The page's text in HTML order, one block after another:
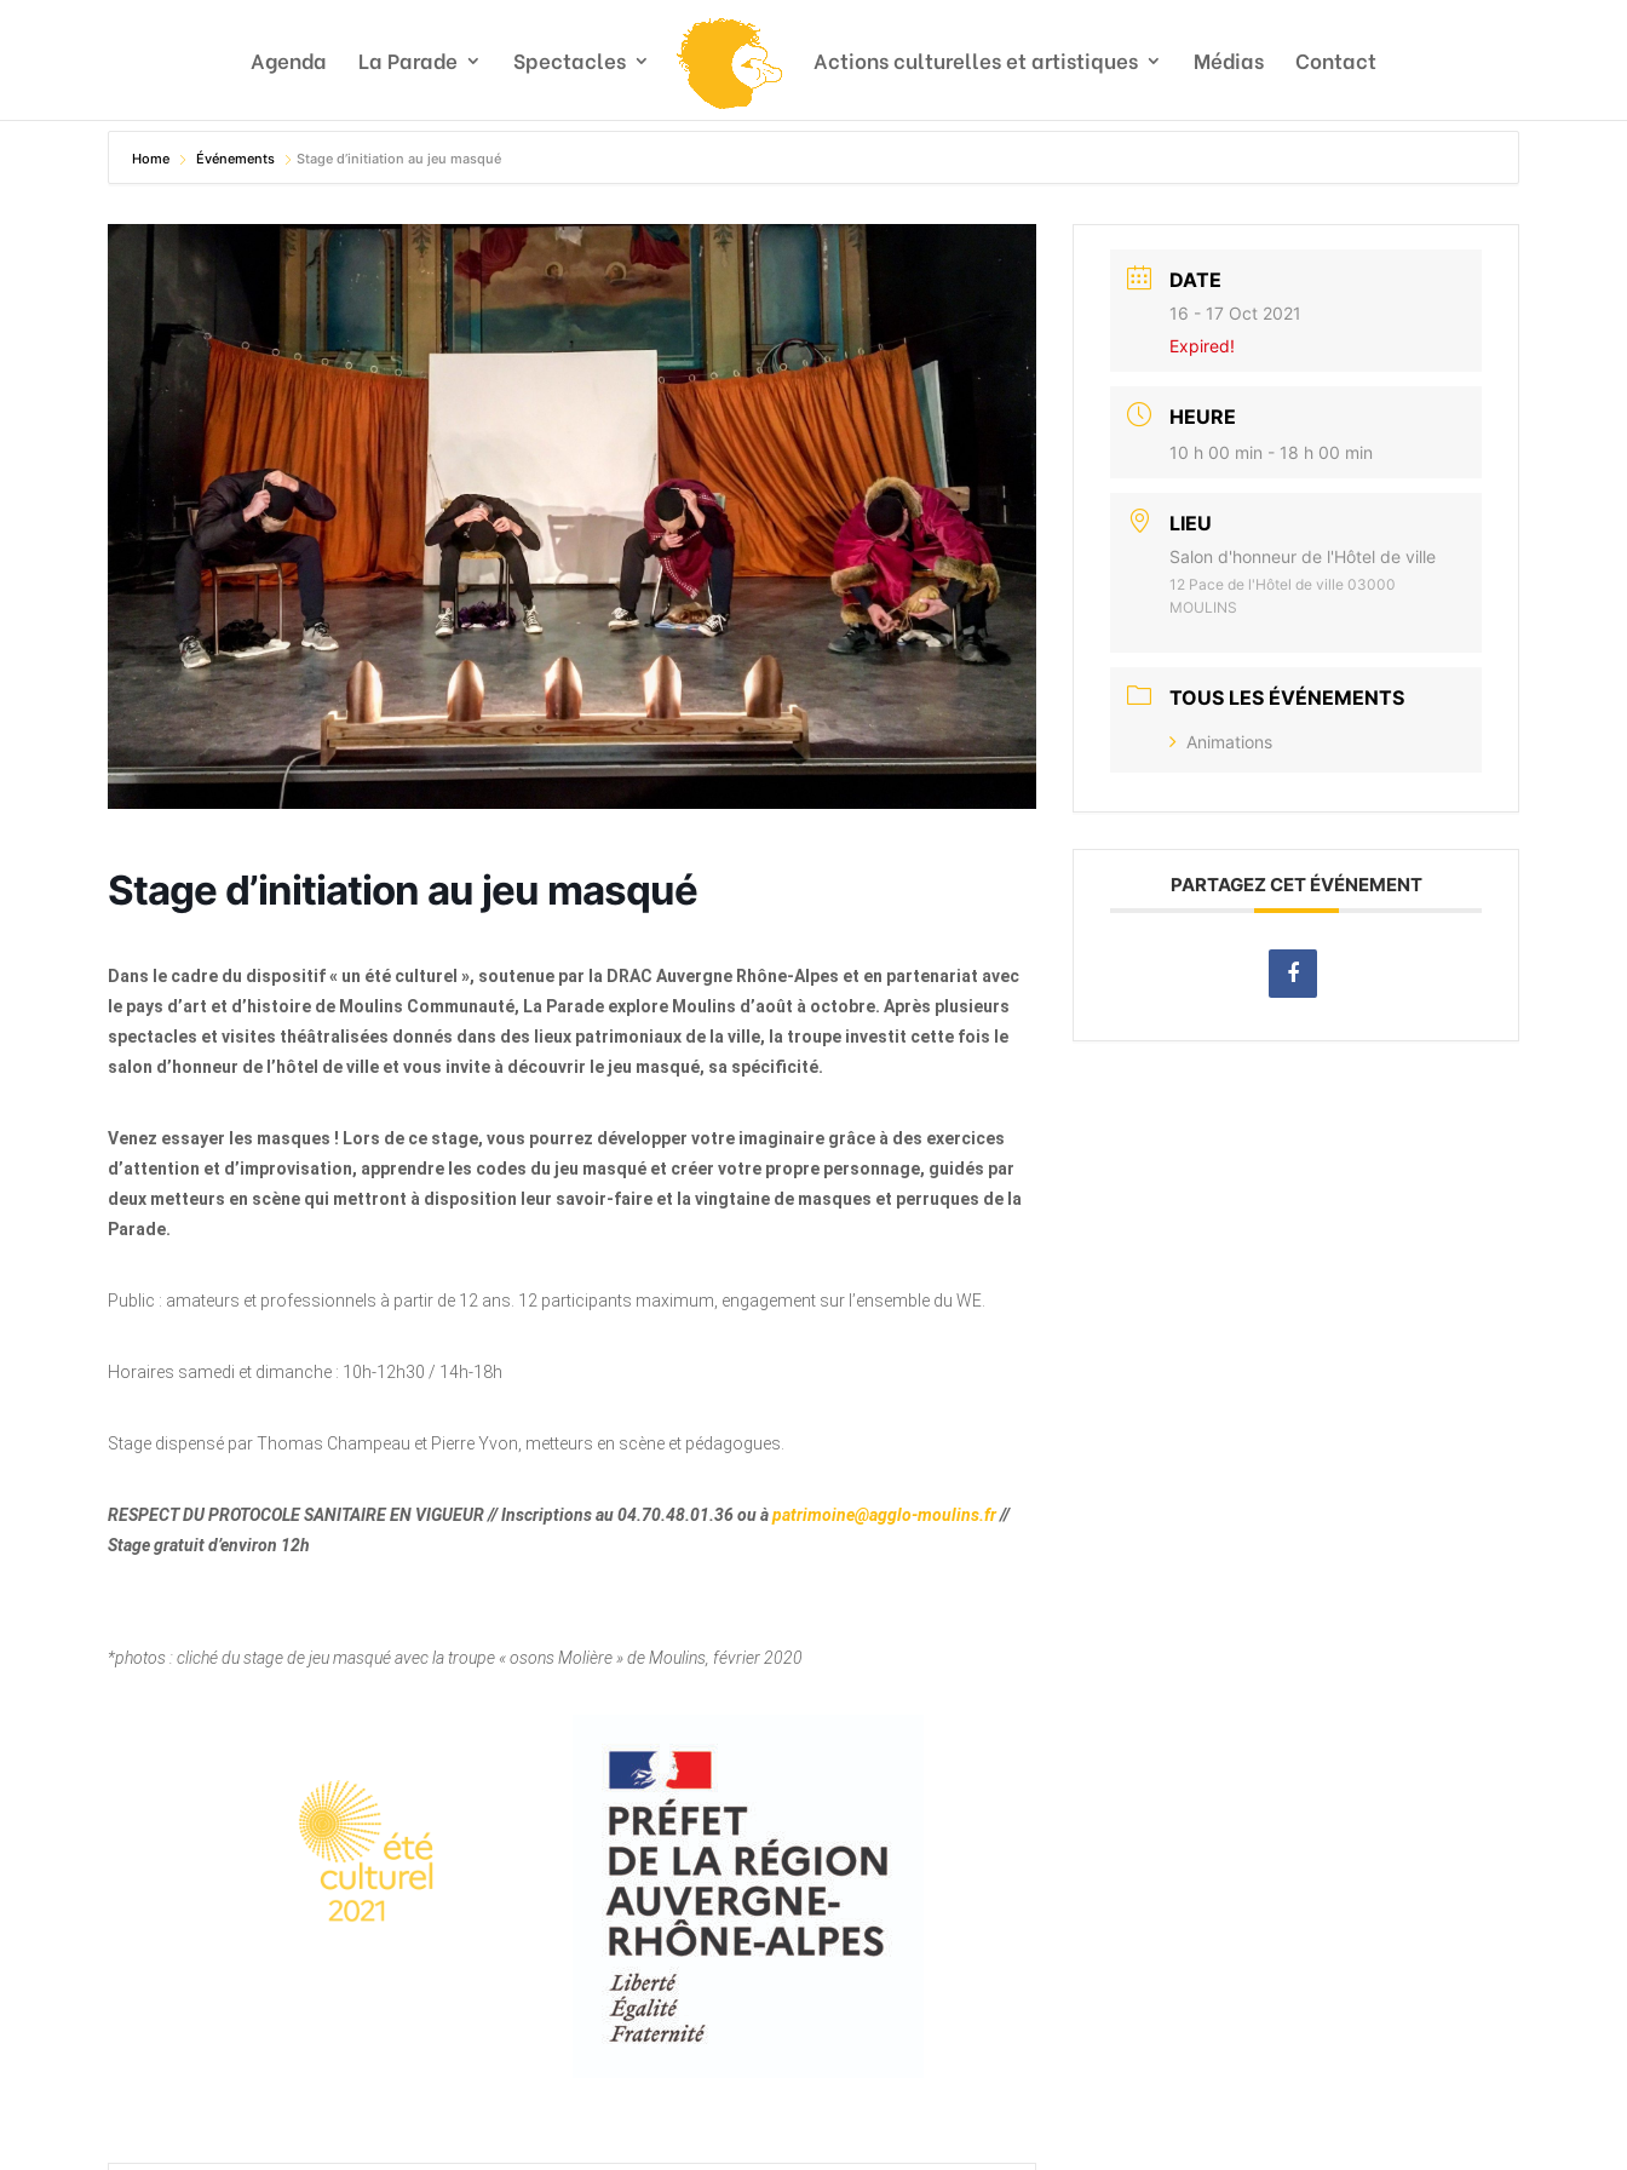
Agenda La Parade Spectacles Actions culturelles et artistiques Médias Contact
Home Événements Stage d’initiation au jeu masqué
Stage d’initiation au jeu masqué
Dans le cadre du dispositif « un été culturel », soutenue par la DRAC Auvergne Rhône-Alpes et en partenariat avec
le pays d’art et d’histoire de Moulins Communauté, La Parade explore Moulins d’août à octobre. Après plusieurs
spectacles et visites théâtralisées donnés dans des lieux patrimoniaux de la ville, la troupe investit cette fois le
salon d’honneur de l’hôtel de ville et vous invite à découvrir le jeu masqué, sa spécificité.
Venez essayer les masques ! Lors de ce stage, vous pourrez développer votre imaginaire grâce à des exercices
d’attention et d’improvisation, apprendre les codes du jeu masqué et créer votre propre personnage, guidés par
deux metteurs en scène qui mettront à disposition leur savoir-faire et la vingtaine de masques et perruques de la
Parade.
Public : amateurs et professionnels à partir de 12 ans. 12 participants maximum, engagement sur l’ensemble du WE.
Horaires samedi et dimanche : 10h-12h30 / 14h-18h
Stage dispensé par Thomas Champeau et Pierre Yvon, metteurs en scène et pédagogues.
RESPECT DU PROTOCOLE SANITAIRE EN VIGUEUR // Inscriptions au 04.70.48.01.36 ou àpatrimoine@agglo-moulins.fr//
Stage gratuit d’environ 12h
*photos : cliché du stage de jeu masqué avec la troupe « osons Molière » de Moulins, février 2020
DATE
16 - 17 Oct 2021
Expired!
HEURE
10 h 00 min - 18 h 00 min
LIEU
Salon d'honneur de l'Hôtel de ville
12 Pace de l'Hôtel de ville 03000
MOULINS
TOUS LES ÉVÉNEMENTS
Animations
PARTAGEZ CET ÉVÉNEMENT